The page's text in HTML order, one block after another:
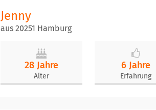
Jenny
aus 20251 Hamburg
28 Jahre
Alter
6 Jahre
Erfahrung